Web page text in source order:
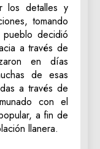
los detalles y
tomando
decidió
a través de
en días
de esas
a través de
con el
a fin de
llanera.